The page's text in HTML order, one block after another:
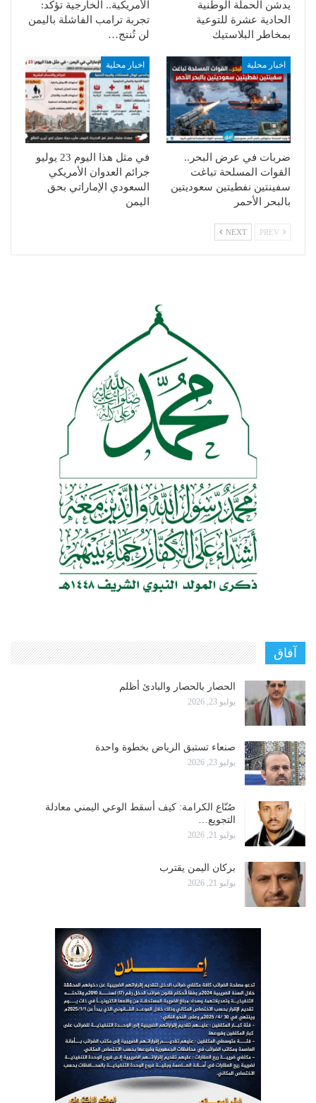
يدشن الحملة الوطنية
الحادية عشرة للتوعية
بمخاطر البلاستيك
الأمريكية.. الخارجية تؤكد:
تجربة ترامب الفاشلة باليمن
لن تُنتج…
اخبار محلية
ضربات في عرض البحر..
القوات المسلحة تباغت
سفينتين نفطيتين سعوديتين
بالبحر الأحمر
اخبار محلية
في مثل هذا اليوم 23 يوليو
جرائم العدوان الأمريكي
السعودي الإماراتي بحق
اليمن
NEXT
آفاق
الحصار بالحصار والبادئ أظلم
يوليو 23, 2026
صنعاء تستبق الرياض بخطوة واحدة
يوليو 23, 2026
صُنّاع الكرامة: كيف أسقط الوعي اليمني معادلة
التجويع…
يوليو 21, 2026
بركان اليمن يقترب
يوليو 21, 2026